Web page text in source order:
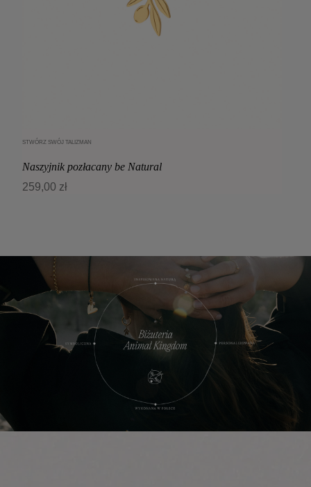
STWÓRZ SWÓJ TALIZMAN
Naszyjnik pozłacany be Natural
259,00 zł